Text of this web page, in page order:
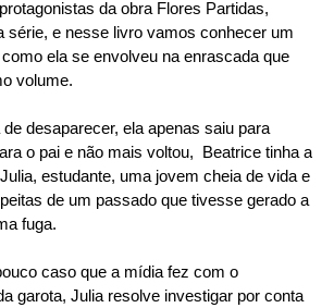
da obra Flores Partidas,
série, e nesse livro vamos conhecer um
ela se envolveu na enrascada que
volume.
desaparecer, ela apenas saiu para
o pai e não mais voltou, Beatrice tinha a
estudante, uma jovem cheia de vida e
de um passado que tivesse gerado a
fuga.
caso que a mídia fez com o
garota, Julia resolve investigar por conta